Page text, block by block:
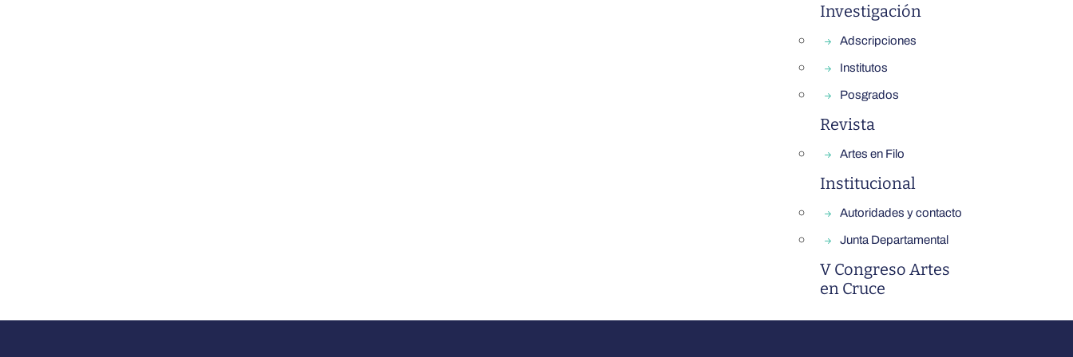
Investigación
Adscripciones
Institutos
Posgrados
Revista
Artes en Filo
Institucional
Autoridades y contacto
Junta Departamental
V Congreso Artes
en Cruce